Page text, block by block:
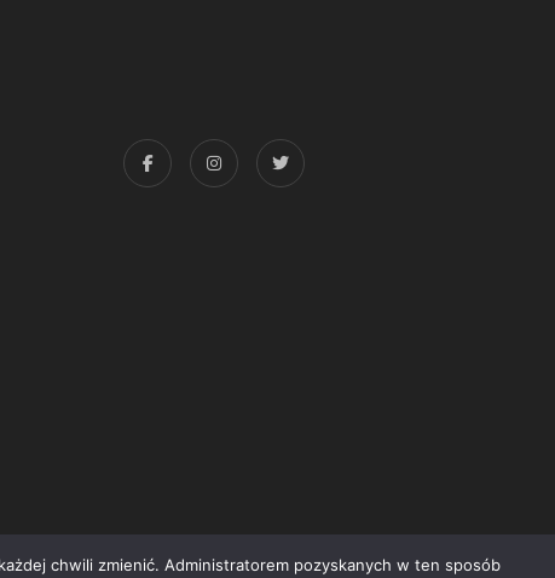
chwili zmienić. Administratorem pozyskanych w ten sposób